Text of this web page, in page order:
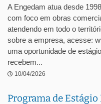
A Engedam atua desde
com foco em obras
atendendo em todo o
sobre a empresa, acesse:
uma oportunidade de
recebem...
10/04/2026
Programa de Estágio